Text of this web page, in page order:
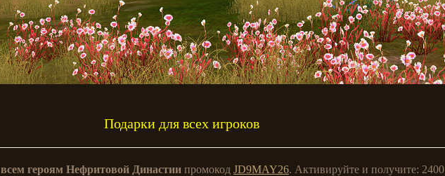
Подарки для всех игроков
всем героям Нефритовой Династии промокод JD9MAY26. Активируйте и получите: 2400